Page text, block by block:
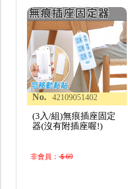
No. 42109051402
(3入/組)無痕插座固定
器(沒有附插座喔!)
非會員：＄69